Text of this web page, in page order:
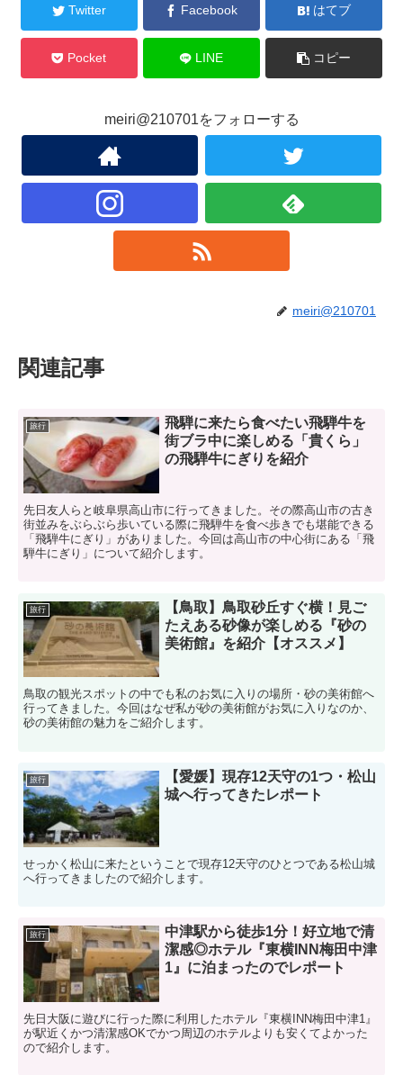
Twitter Facebook はてブ
Pocket LINE コピー
meiri@210701をフォローする
meiri@210701
関連記事
旅行
飛騨に来たら食べたい飛騨牛を
街ブラ中に楽しめる「貴くら」
の飛騨牛にぎりを紹介
先日友人らと岐阜県高山市に行ってきました。その際高山市の古き
街並みをぶらぶら歩いている際に飛騨牛を食べ歩きでも堪能できる
「飛騨牛にぎり」がありました。今回は高山市の中心街にある「飛
騨牛にぎり」について紹介します。
旅行
【鳥取】鳥取砂丘すぐ横！見ご
たえある砂像が楽しめる『砂の
美術館』を紹介【オススメ】
鳥取の観光スポットの中でも私のお気に入りの場所・砂の美術館へ
行ってきました。今回はなぜ私が砂の美術館がお気に入りなのか、
砂の美術館の魅力をご紹介します。
旅行
【愛媛】現存12天守の1つ・松山
城へ行ってきたレポート
せっかく松山に来たということで現存12天守のひとつである松山城
へ行ってきましたので紹介します。
旅行
中津駅から徒歩1分！好立地で清
潔感◎ホテル『東横INN梅田中津
1』に泊まったのでレポート
先日大阪に遊びに行った際に利用したホテル『東横INN梅田中津1』
が駅近くかつ清潔感OKでかつ周辺のホテルよりも安くてよかった
ので紹介します。